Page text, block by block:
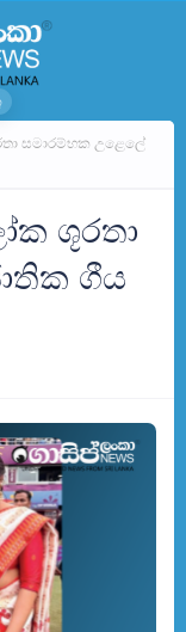
සමාරම්භක උළෙලේ
ශූරතා
ගීය